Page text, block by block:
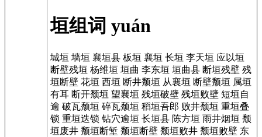
垣组词 yuán
城垣 墙垣 襄垣县 板垣 襄垣 长垣 李天垣 应以垣
断壁残垣 杨维垣 垣曲 李东垣 垣曲县 断垣残壁 残
垣断壁 花垣 西垣 断井颓垣 从襄垣 断壁颓垣 属垣
有耳 断开颓垣 望襄垣 残垣破壁 残垣败壁 短垣自
逾 破瓦颓垣 碎瓦颓垣 稻垣吾郎 败井颓垣 重垣叠
锁 重垣迭锁 钻穴逾垣 长垣县 陈方垣 雨井烟垣 颓
垣废井 颓垣断堑 颓垣断壁 颓垣败井 颓垣败壁 东